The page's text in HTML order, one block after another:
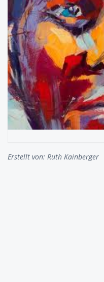
Erstellt von: Ruth Kainberger